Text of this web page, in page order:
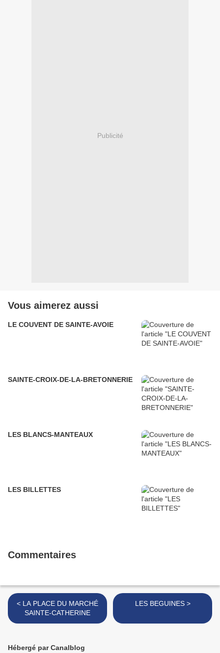
Publicité
Vous aimerez aussi
LE COUVENT DE SAINTE-AVOIE
SAINTE-CROIX-DE-LA-BRETONNERIE
LES BLANCS-MANTEAUX
LES BILLETTES
Commentaires
< LA PLACE DU MARCHÉ
SAINTE-CATHERINE
LES BEGUINES >
Hébergé par Canalblog